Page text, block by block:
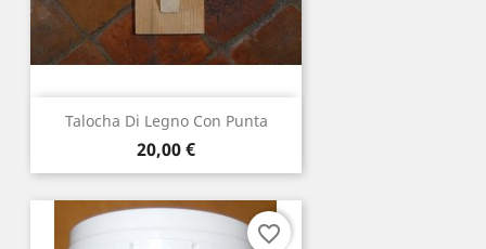
Talocha Di Legno Con Punta
Prezzo
20,00 €
favorite_border